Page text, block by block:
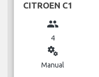
CITROEN C1
group
4
miscellaneous_services
Manual